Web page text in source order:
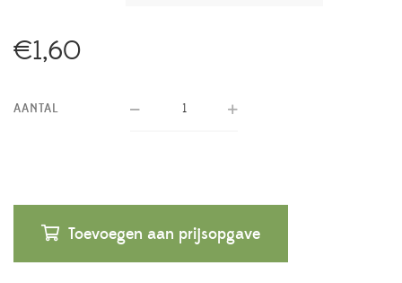
€1,60
AANTAL
Toevoegen aan prijsopgave